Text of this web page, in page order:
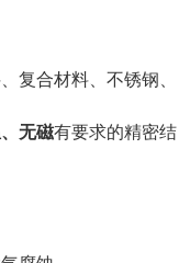
复合材料、不锈钢、
无磁有要求的精密结